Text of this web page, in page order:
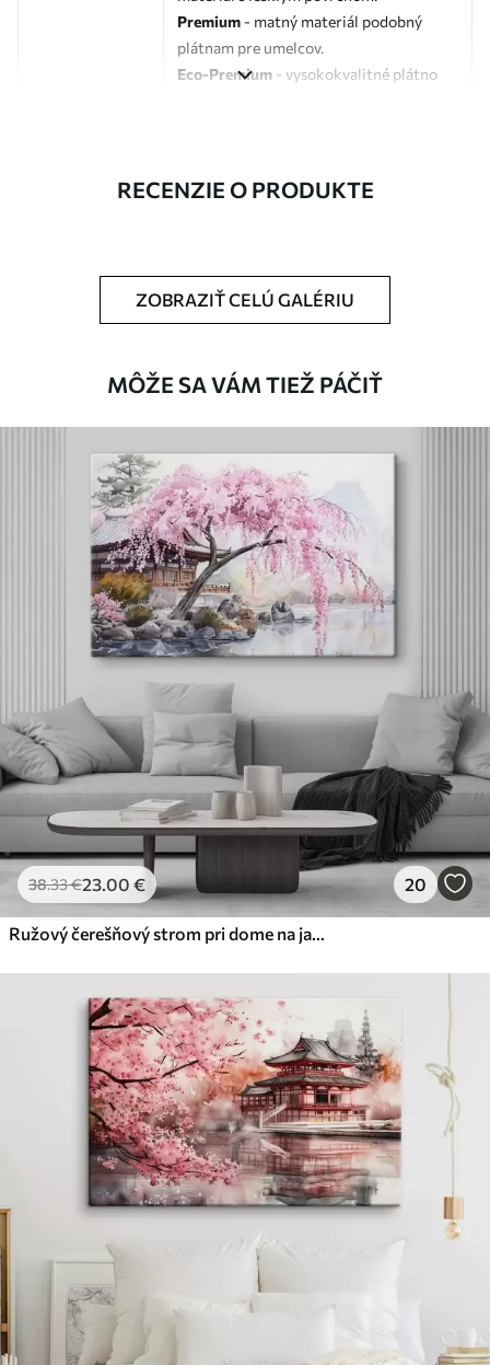
Premium - matný materiál podobný
plátnam pre umelcov.
Eco-Premium - vysokokvalitné plátno
s36815
Dostupné materiály
Štandard
Odolné voči vyblednutiu
Bezpečný atrament bez zápachu
Povrch podobný plátnu
Ekologický materiál
Premium
.00€
Odolné voči vyblednutiu
✓ Bezpečný atrament bez zápachu
✓Povrch podobný plátnu
✗Ekologický materiál
Eko-Premium
Od39.00€
✓Žiarivé a sýte farby
✓Odolné voči vyblednutiu
Ekologický materiál
RECENZIE O PRODUKTE
ZOBRAZIŤ CELÚ GALÉRIU
MÔŽE SA VÁM TIEŽ PÁČIŤ
38.33€23.00 € 20
Ružový čerešňový strom pri dome na jazere, Japonsko, orientálny, akvarel